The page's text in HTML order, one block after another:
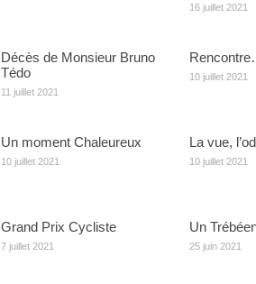
16 juillet 2021
Décès de Monsieur Bruno
Tédo
11 juillet 2021
10 juillet 2021
Un moment Chaleureux
10 juillet 2021
La vue,
10 juillet 2021
Grand Prix Cycliste
7 juillet 2021
Un
25 juin 2021